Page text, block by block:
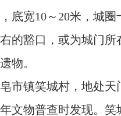
底宽10～20米，城
的豁口，或为城门所
物。
市镇笑城村，地处天
文物普查时发现。笑